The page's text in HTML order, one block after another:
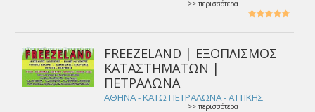
>> περισσότερα
FREEZELAND | ΕΞΟΠΛΙΣΜΟΣ
ΚΑΤΑΣΤΗΜΑΤΩΝ |
ΠΕΤΡΑΛΩΝΑ
ΑΘΗΝΑ - ΚΑΤΩ ΠΕΤΡΑΛΩΝΑ - ΑΤΤΙΚΗΣ
>> περισσότερα